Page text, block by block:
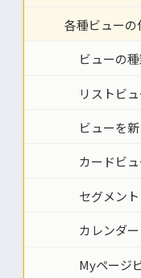
各種ビューの
ビューの
リストビ
ビューを
カードビ
セグメン
カレンダ
Myページ